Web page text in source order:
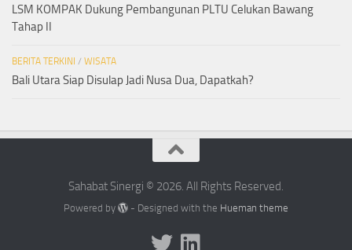
LSM KOMPAK Dukung Pembangunan PLTU Celukan Bawang
Tahap II
BERITA TERKINI / WISATA
Bali Utara Siap Disulap Jadi Nusa Dua, Dapatkah?
Sahabat Sinergi © 2026. All Rights Reserved.
Powered by - Designed with the Hueman theme